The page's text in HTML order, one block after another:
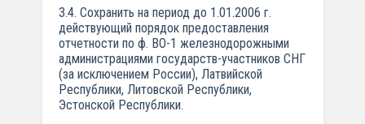
3.4. Сохранить на период до 1.01.2006 г.
действующий порядок предоставления
отчетности по ф. ВО-1 железнодорожными
администрациями государств-участников СНГ
(за исключением России), Латвийской
Республики, Литовской Республики,
Эстонской Республики.